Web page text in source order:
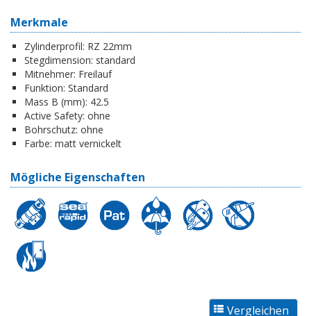
Merkmale
Zylinderprofil: RZ 22mm
Stegdimension: standard
Mitnehmer: Freilauf
Funktion: Standard
Mass B (mm): 42.5
Active Safety: ohne
Bohrschutz: ohne
Farbe: matt vernickelt
Mögliche Eigenschaften